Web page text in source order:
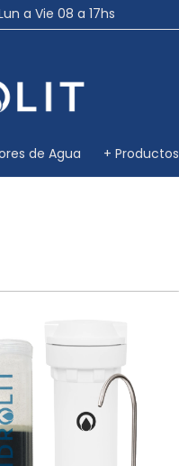
a Vie 08 a 17hs
de Agua + Productos